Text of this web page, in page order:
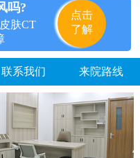
吗?
肤CT
点击
了解
联系我们 来院路线